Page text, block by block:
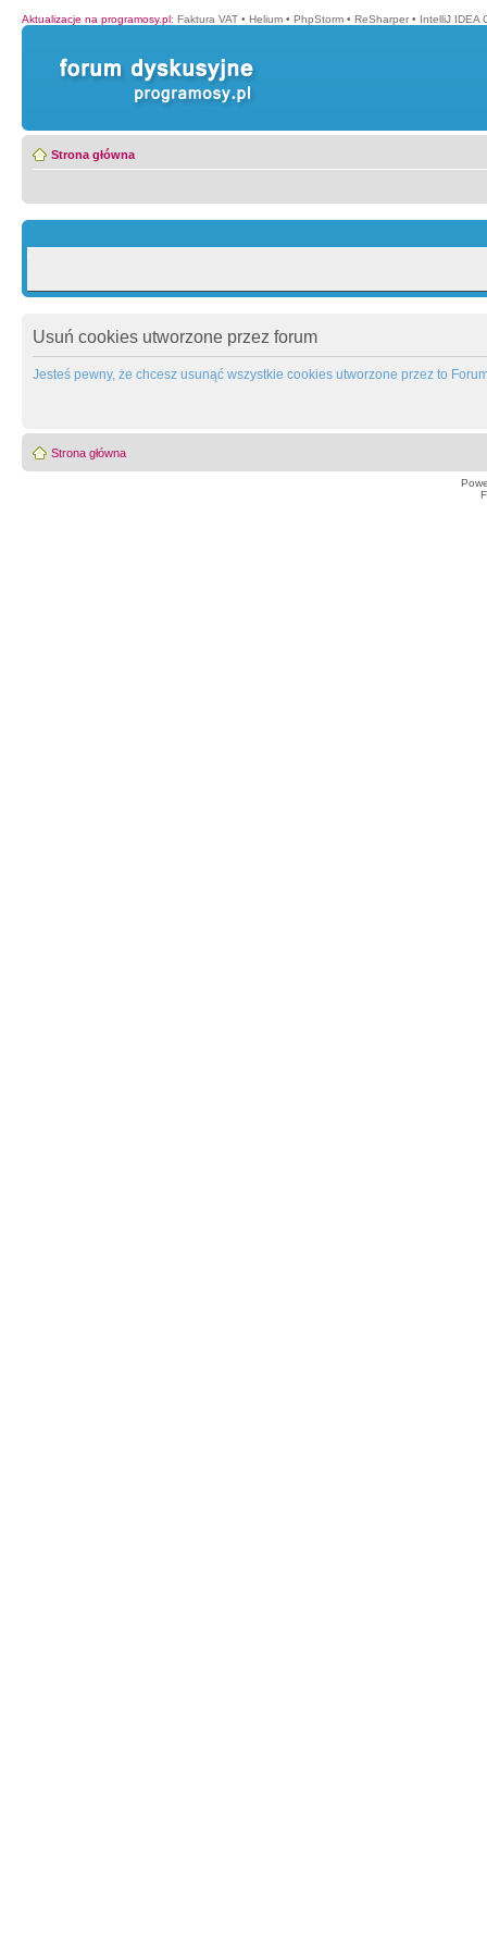
Aktualizacje na programosy.pl: Faktura VAT • Helium • PhpStorm • ReSharper • IntelliJ IDEA
Strona główna
Usuń cookies utworzone przez forum
Jesteś pewny, że chcesz usunąć wszystkie cookies utworzone przez to
Strona główna